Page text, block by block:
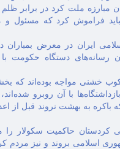
مبارزه ملت کرد در برابر
فراموش کرد که‌ مسئول
ایران در معرض بمباران
دستگاه‌ حکومت با
خشنی مواجه بوده‌اند که
با آن روبرو
به بهشت نروند قبل از
کردستان حاکمیت سکولار را